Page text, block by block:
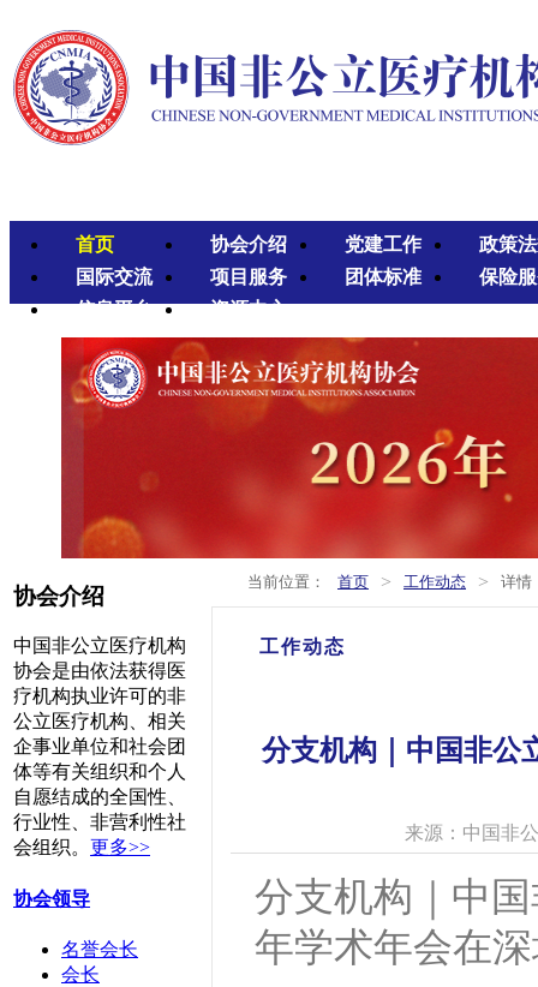
首页 协会介绍 党建工作
政策
国际交流
项目服务 团体标准
保险
信息平台
资源中心
协会介绍
中国非公立医疗机构
协会是由依法获得医
疗机构执业许可的非
公立医疗机构、相关
企事业单位和社会团
体等有关组织和个人
自愿结成的全国性、
行业性、非营利性社
会组织。 更多>>
协会领导
名誉会长
会长
当前位置： 首页 > 工作动态 > 详情
工作动态
分支机构｜中国非公
来源：中国非
分支机构｜中
年学术年会在